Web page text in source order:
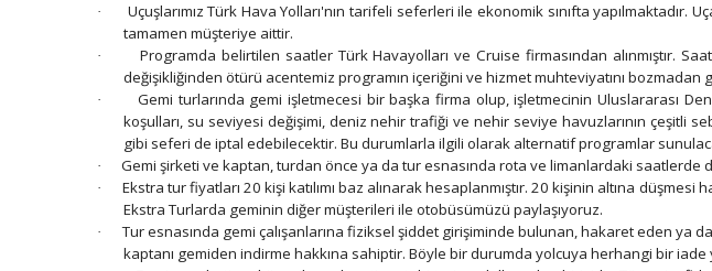
·
Uçuşlarımız Türk Hava Yolları'nın tarifeli seferleri ile ekonomik sınıfta
tamamen müşteriye aittir.
·
Programda belirtilen saatler Türk Havayolları ve Cruise firmasından alınmıştır.
değişikliğinden ötürü acentemiz programın içeriğini ve hizmet muhteviyatını
·
Gemi turlarında gemi işletmecesi bir başka firma olup, işletmecinin Uluslararası
koşulları, su seviyesi değişimi, deniz nehir trafiği ve nehir seviye havuzlarının çeşitli
gibi seferi de iptal edebilecektir. Bu durumlarla ilgili olarak alternatif programlar
· Gemi şirketi ve kaptan, turdan önce ya da tur esnasında rota ve limanlardaki saatlerde
·
Ekstra tur fiyatları 20 kişi katılımı baz alınarak hesaplanmıştır. 20 kişinin altına
Ekstra Turlarda geminin diğer müşterileri ile otobüsümüzü paylaşıyoruz.
·
Tur esnasında gemi çalışanlarına fiziksel şiddet girişiminde bulunan, hakaret eden
kaptanı gemiden indirme hakkına sahiptir. Böyle bir durumda yolcuya herhangi bir iade